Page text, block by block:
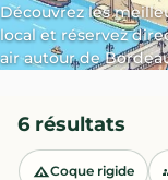
Découvrez les
local et réservez
air autour de
6 résultats
Coque rigide